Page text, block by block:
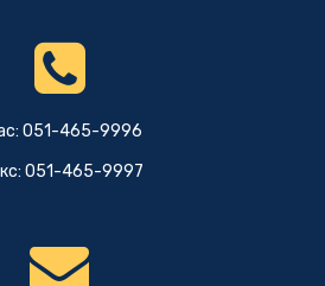
051-465-9996
051-465-9997